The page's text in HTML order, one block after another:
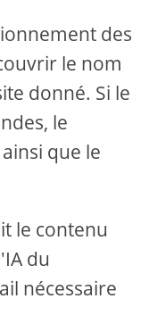
des
le nom
donné. Si le
le
que le
le contenu
du
nécessaire